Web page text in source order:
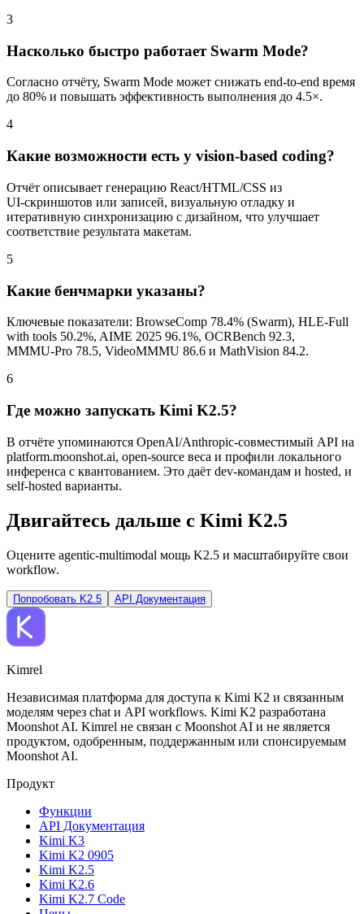
3
Насколько быстро работает Swarm Mode?
Согласно отчёту, Swarm Mode может снижать end‑to‑end время
до 80% и повышать эффективность выполнения до 4.5×.
4
Какие возможности есть у vision‑based coding?
Отчёт описывает генерацию React/HTML/CSS из
UI‑скриншотов или записей, визуальную отладку и
итеративную синхронизацию с дизайном, что улучшает
соответствие результата макетам.
5
Какие бенчмарки указаны?
Ключевые показатели: BrowseComp 78.4% (Swarm), HLE‑Full
with tools 50.2%, AIME 2025 96.1%, OCRBench 92.3,
MMMU‑Pro 78.5, VideoMMMU 86.6 и MathVision 84.2.
6
Где можно запускать Kimi K2.5?
В отчёте упоминаются OpenAI/Anthropic‑совместимый API на
platform.moonshot.ai, open‑source веса и профили локального
инференса с квантованием. Это даёт dev‑командам и hosted, и
self‑hosted варианты.
Двигайтесь дальше с Kimi K2.5
Оцените agentic‑multimodal мощь K2.5 и масштабируйте свои
workflow.
Попробовать K2.5 API Документация
Kimrel
Независимая платформа для доступа к Kimi K2 и связанным
моделям через chat и API workflows. Kimi K2 разработана
Moonshot AI. Kimrel не связан с Moonshot AI и не является
продуктом, одобренным, поддержанным или спонсируемым
Moonshot AI.
Продукт
Функции
API Документация
Kimi K3
Kimi K2 0905
Kimi K2.5
Kimi K2.6
Kimi K2.7 Code